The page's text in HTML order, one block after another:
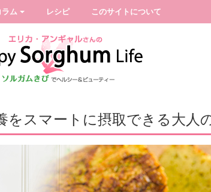
ラム レシピ このサイトについて
スマートに摂取できる大人